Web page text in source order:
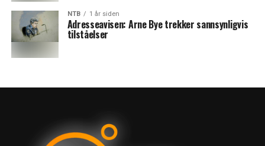
NTB 1 år siden
Adresseavisen: Arne Bye trekker sannsynligvis
tilståelser